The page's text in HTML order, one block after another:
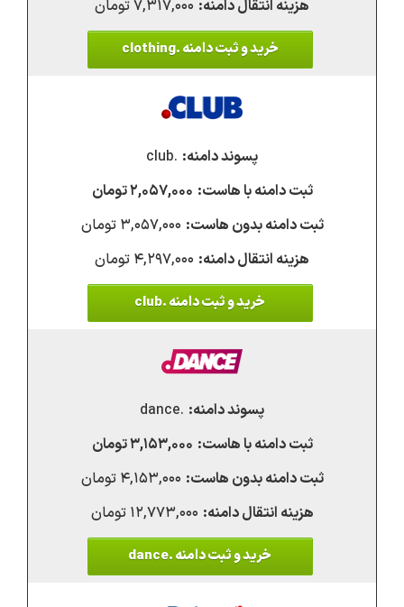
۷,۳۱۷,۰۰۰ تومان
خرید و ثبت دامنه .clothing
.club
۲,۰۵۷,۰۰۰ تومان
۳,۰۵۷,۰۰۰ تومان
۴,۲۹۷,۰۰۰ تومان
خرید و ثبت دامنه .club
.dance
۳,۱۵۳,۰۰۰ تومان
۴,۱۵۳,۰۰۰ تومان
۱۲,۷۷۳,۰۰۰ تومان
خرید و ثبت دامنه .dance